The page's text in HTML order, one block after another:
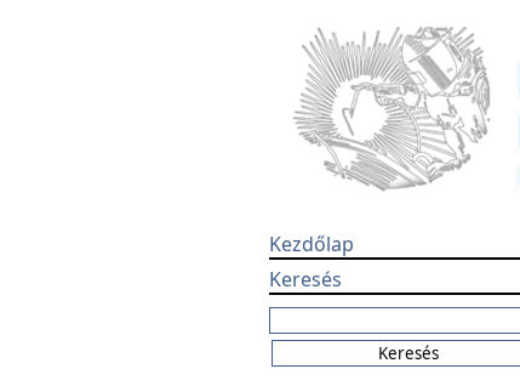
Kezdőlap
Keresés